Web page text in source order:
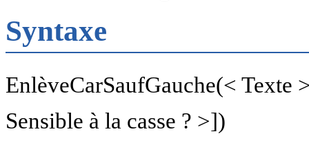
Syntaxe
EnlèveCarSaufGauche(< Texte
Sensible à la casse ? >])